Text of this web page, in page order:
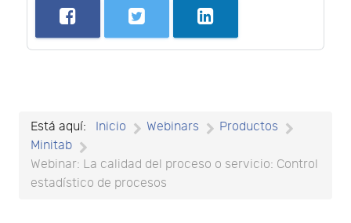
Está aquí: Inicio Webinars
Productos
Minitab
Webinar: La calidad del proceso o servicio: Control
estadístico de procesos